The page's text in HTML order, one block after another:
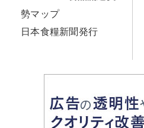
勢マップ
日本食糧新聞発行